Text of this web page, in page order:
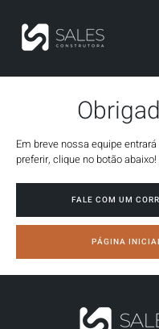
Em breve nossa equipe
preferir, clique no botão abaixo!
FALE COM UM
PÁGINA